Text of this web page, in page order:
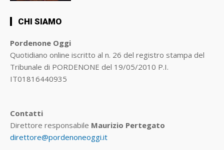
CHI SIAMO
Pordenone Oggi
Quotidiano online iscritto al n. 26 del registro stampa del
Tribunale di PORDENONE del 19/05/2010 P.I.
IT01816440935
Contatti
Direttore responsabile Maurizio Pertegato
direttore@pordenoneoggi.it